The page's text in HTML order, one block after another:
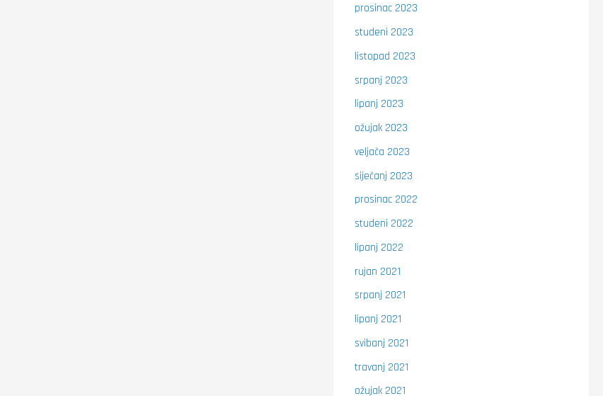
prosinac 2023
studeni 2023
listopad 2023
srpanj 2023
lipanj 2023
ožujak 2023
veljača 2023
siječanj 2023
prosinac 2022
studeni 2022
lipanj 2022
rujan 2021
srpanj 2021
lipanj 2021
svibanj 2021
travanj 2021
ožujak 2021